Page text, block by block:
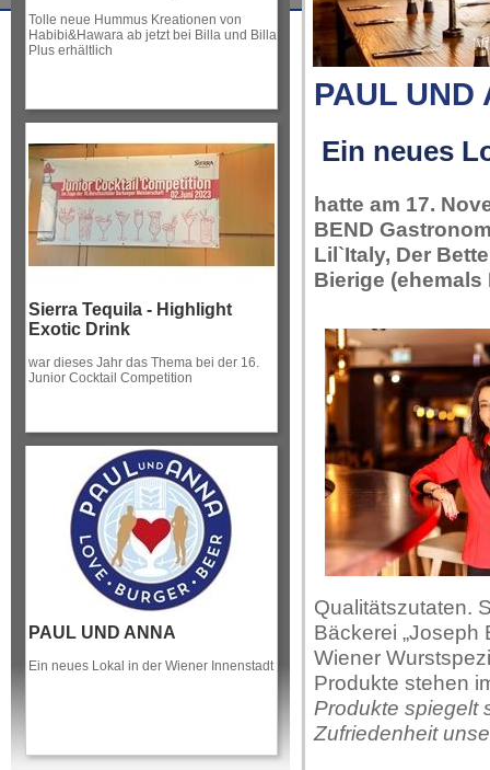
Tolle neue Hummus Kreationen von
Habibi&Hawara ab jetzt bei Billa und Billa
Plus erhältlich
Sierra Tequila - Highlight
Exotic Drink
war dieses Jahr das Thema bei der 16.
Junior Cocktail Competition
PAUL UND ANNA
Ein neues Lokal in der Wiener Innenstadt
PAUL UND
Ein neues
hatte am 17.
BEND
Lil`Italy, Der
Bierige
Qualitätszutaten.
Bäckerei „Joseph
Wiener
Produkte stehen
Produkte spiegelt
Zufriedenheit